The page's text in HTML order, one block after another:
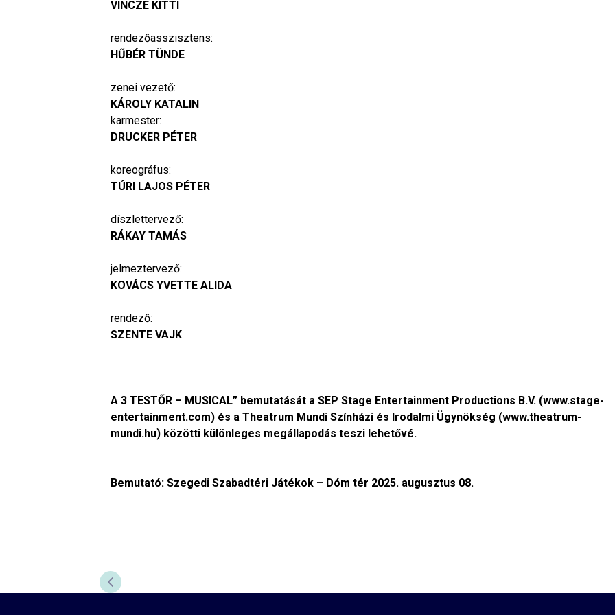
VINCZE KITTI
rendezőasszisztens:
HŰBÉR TÜNDE
zenei vezető:
KÁROLY KATALIN
karmester:
DRUCKER PÉTER
koreográfus:
TÚRI LAJOS PÉTER
díszlettervező:
RÁKAY TAMÁS
jelmeztervező:
KOVÁCS YVETTE ALIDA
rendező:
SZENTE VAJK
A 3 TESTŐR – MUSICAL” bemutatását a SEP Stage Entertainment Productions B.V. (www.stage-
entertainment.com) és a Theatrum Mundi Színházi és Irodalmi Ügynökség (www.theatrum-
mundi.hu) közötti különleges megállapodás teszi lehetővé.
Bemutató: Szegedi Szabadtéri Játékok – Dóm tér 2025. augusztus 08.
ELŐZŐ DIA